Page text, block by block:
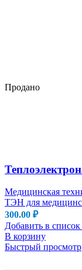
Продано
Медицинская
ТЭН для
300.00 ₽
Добавить в
В корзину
Быстрый просмотр